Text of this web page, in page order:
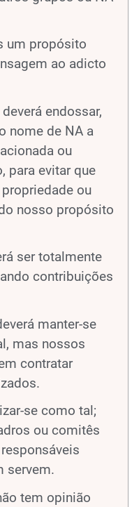
um propósito
ao adicto
endossar,
nome de NA a
ou
para evitar que
ou
nosso propósito
ser totalmente
contribuições
manter-se
mas nossos
contratar
se como tal;
ou comitês
servem.
tem opinião